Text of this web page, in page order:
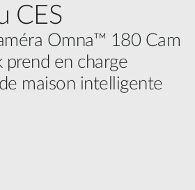
CES
Omna™ 180 Cam
en charge
maison intelligente